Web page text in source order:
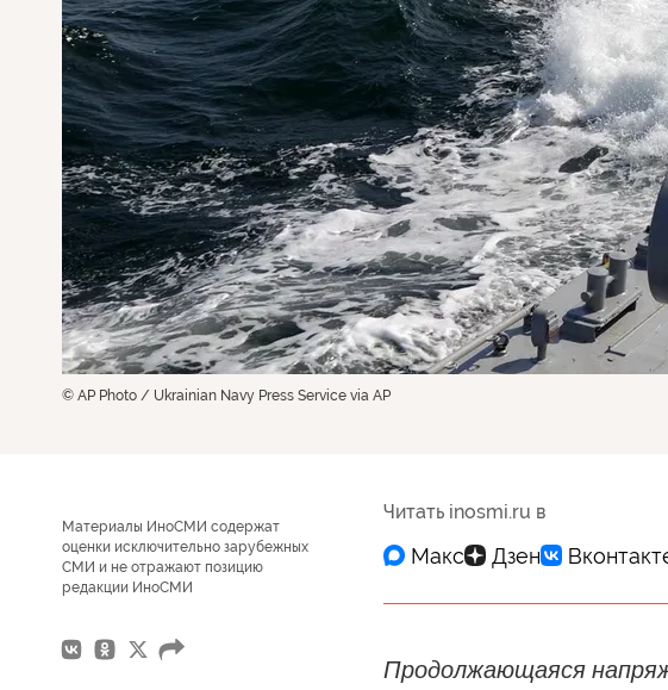
© AP Photo / Ukrainian Navy Press Service via AP
Материалы ИноСМИ содержат
оценки исключительно зарубежных
СМИ и не отражают позицию
редакции ИноСМИ
Читать inosmi.ru в
Продолжающаяся